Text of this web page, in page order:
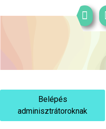
Belépés
adminisztrátoroknak